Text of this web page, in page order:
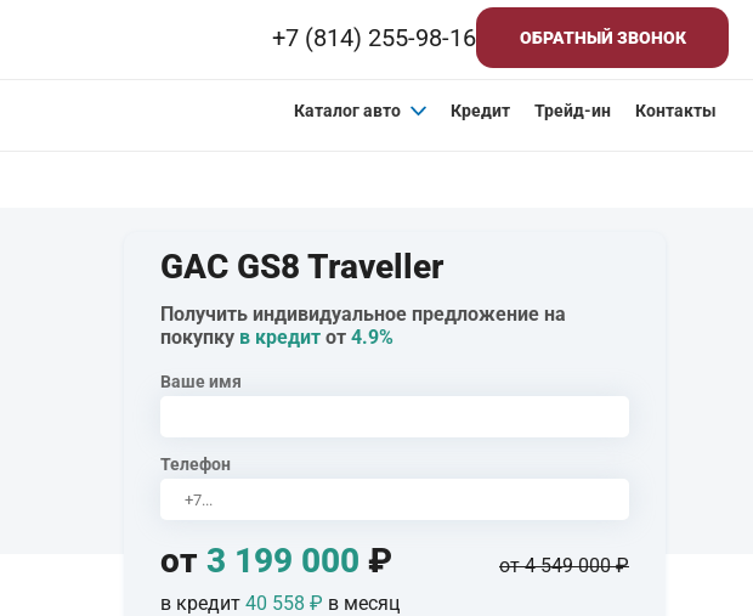
+7 (814) 255-98-16 ОБРАТНЫЙ ЗВОНОК
Каталог авто Кредит Трейд-ин Контакты
GAC GS8 Traveller
Получить индивидуальное предложение на
покупку в кредит от 4.9%
Ваше имя
Телефон
от 3 199 000 ₽
в кредит 40 558 ₽ в месяц
от 4 549 000 ₽